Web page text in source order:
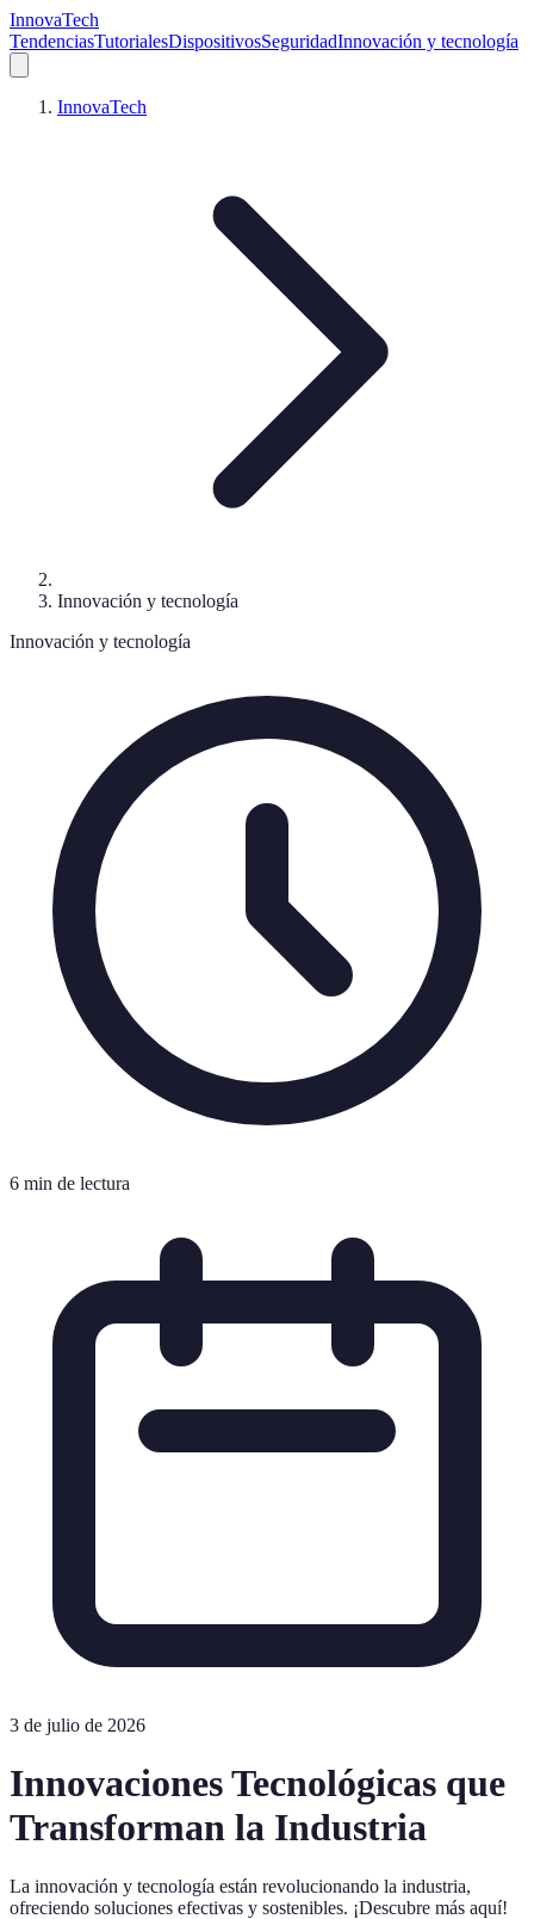
InnovaTech
TendenciasTutorialesDispositivosSeguridadInnovación y tecnología
InnovaTech
Innovación y tecnología
Innovación y tecnología
6 min de lectura
3 de julio de 2026
Innovaciones Tecnológicas que
Transforman la Industria
La innovación y tecnología están revolucionando la industria,
ofreciendo soluciones efectivas y sostenibles. ¡Descubre más aquí!